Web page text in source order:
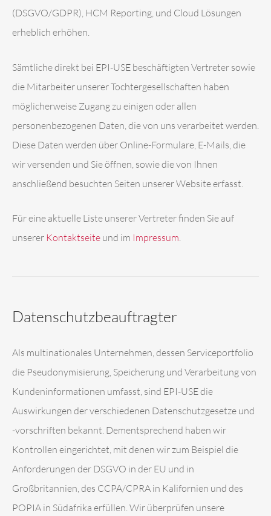
(DSGVO/GDPR), HCM Reporting, und Cloud Lösungen
erheblich erhöhen.
Sämtliche direkt bei EPI-USE beschäftigten Vertreter sowie
die Mitarbeiter unserer Tochtergesellschaften haben
möglicherweise Zugang zu einigen oder allen
personenbezogenen Daten, die von uns verarbeitet werden.
Diese Daten werden über Online-Formulare, E-Mails, die
wir versenden und Sie öffnen, sowie die von Ihnen
anschließend besuchten Seiten unserer Website erfasst.
Für eine aktuelle Liste unserer Vertreter finden Sie auf
unserer Kontaktseite und im Impressum
Datenschutzbeauftragter
Als multinationales Unternehmen, dessen Serviceportfolio
die Pseudonymisierung, Speicherung und Verarbeitung von
Kundeninformationen umfasst, sind EPI-USE die
Auswirkungen der verschiedenen Datenschutzgesetze und
-vorschriften bekannt. Dementsprechend haben wir
Kontrollen eingerichtet, mit denen wir zum Beispiel die
Anforderungen der DSGVO in der EU und in
Großbritannien, des CCPA/CPRA in Kalifornien und des
POPIA in Südafrika erfüllen. Wir überprüfen unsere